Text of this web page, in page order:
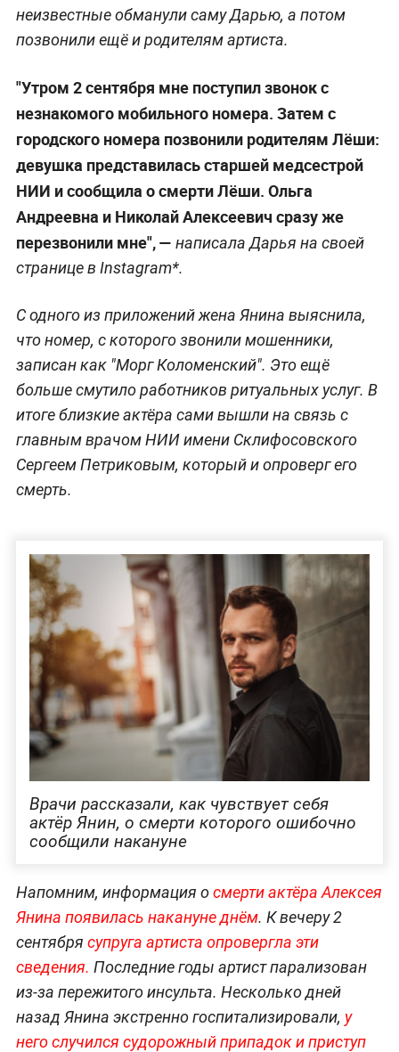
неизвестные обманули саму Дарью, а потом
позвонили ещё и родителям артиста.
"Утром 2 сентября мне поступил звонок с
незнакомого мобильного номера. Затем с
городского номера позвонили родителям Лёши:
девушка представилась старшей медсестрой
НИИ и сообщила о смерти Лёши. Ольга
Андреевна и Николай Алексеевич сразу же
перезвонили мне", — написала Дарья на своей
странице в Instagram*.
С одного из приложений жена Янина выяснила,
что номер, с которого звонили мошенники,
записан как "Морг Коломенский". Это ещё
больше смутило работников ритуальных услуг. В
итоге близкие актёра сами вышли на связь с
главным врачом НИИ имени Склифосовского
Сергеем Петриковым, который и опроверг его
смерть.
Врачи рассказали, как чувствует себя
актёр Янин, о смерти которого ошибочно
сообщили накануне
Напомним, информация осмерти актёра Алексея
Янина появилась накануне днём. К вечеру 2
сентября супруга артиста опровергла эти
сведения. Последние годы артист парализован
из-за пережитого инсульта. Несколько дней
назад Янина экстренно госпитализировали, у
него случился судорожный припадок и приступ